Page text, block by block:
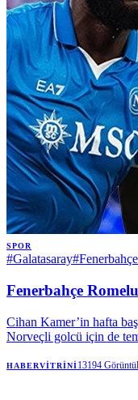
SPOR
#Galatasaray#Fenerbahçe
Fenerbahçe
Cihan Kamer’in hafta
Norveçli golcü için de
HABERVITRINI13194